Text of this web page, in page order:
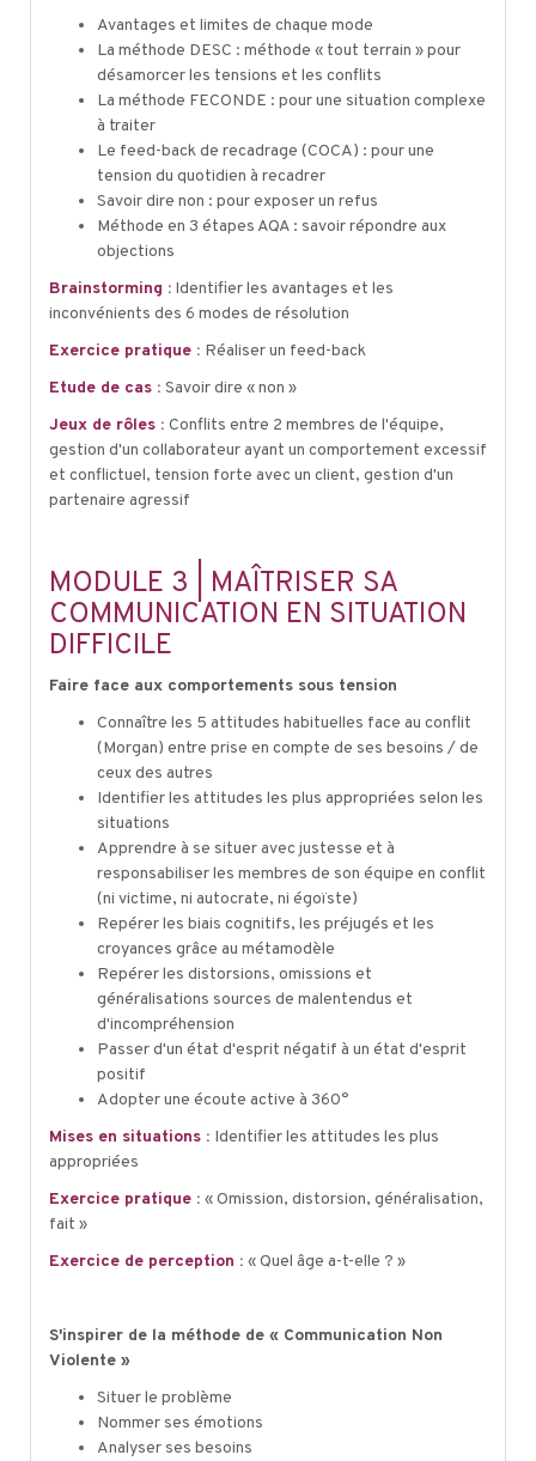
Avantages et limites de chaque mode
La méthode DESC : méthode « tout terrain » pour
désamorcer les tensions et les conflits
La méthode FECONDE : pour une situation complexe
à traiter
Le feed-back de recadrage (COCA) : pour une
tension du quotidien à recadrer
Savoir dire non : pour exposer un refus
Méthode en 3 étapes AQA : savoir répondre aux
objections
Brainstorming : Identifier les avantages et les
inconvénients des 6 modes de résolution
Exercice pratique : Réaliser un feed-back
Etude de cas : Savoir dire « non »
Jeux de rôles : Conflits entre 2 membres de l'équipe,
gestion d'un collaborateur ayant un comportement excessif
et conflictuel, tension forte avec un client, gestion d'un
partenaire agressif
MODULE 3 | MAÎTRISER SA
COMMUNICATION EN SITUATION
DIFFICILE
Faire face aux comportements sous tension
Connaître les 5 attitudes habituelles face au conflit
(Morgan) entre prise en compte de ses besoins / de
ceux des autres
Identifier les attitudes les plus appropriées selon les
situations
Apprendre à se situer avec justesse et à
responsabiliser les membres de son équipe en conflit
(ni victime, ni autocrate, ni égoïste)
Repérer les biais cognitifs, les préjugés et les
croyances grâce au métamodèle
Repérer les distorsions, omissions et
généralisations sources de malentendus et
d'incompréhension
Passer d'un état d'esprit négatif à un état d'esprit
positif
Adopter une écoute active à 360°
Mises en situations : Identifier les attitudes les plus
appropriées
Exercice pratique : « Omission, distorsion, généralisation,
fait »
Exercice de perception : « Quel âge a-t-elle ? »
S'inspirer de la méthode de « Communication Non
Violente »
Situer le problème
Nommer ses émotions
Analyser ses besoins